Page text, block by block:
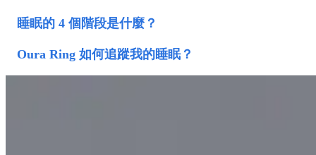
睡眠的 4 個階段是什麼？
Oura Ring 如何追蹤我的睡眠？